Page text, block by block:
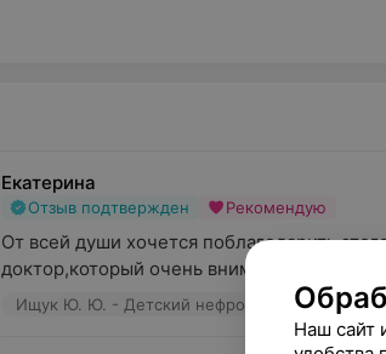
Екатерина
Отзыв подтвержден Рекомендую
От всей души хочется поблагодарить
доктор,который очень внимательно
Ищук Ю. Ю. - Детский нефролог
Наш сайт